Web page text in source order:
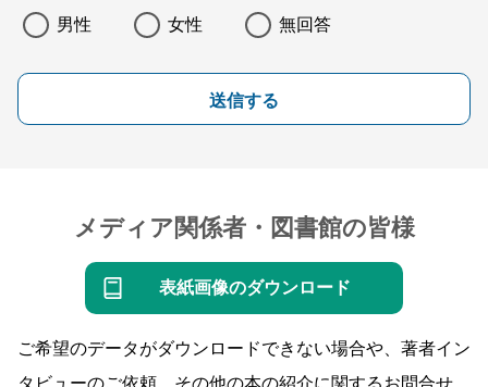
男性 女性 無回答
送信する
メディア関係者・図書館の皆様
表紙画像のダウンロード
ご希望のデータがダウンロードできない場合や、著者イン